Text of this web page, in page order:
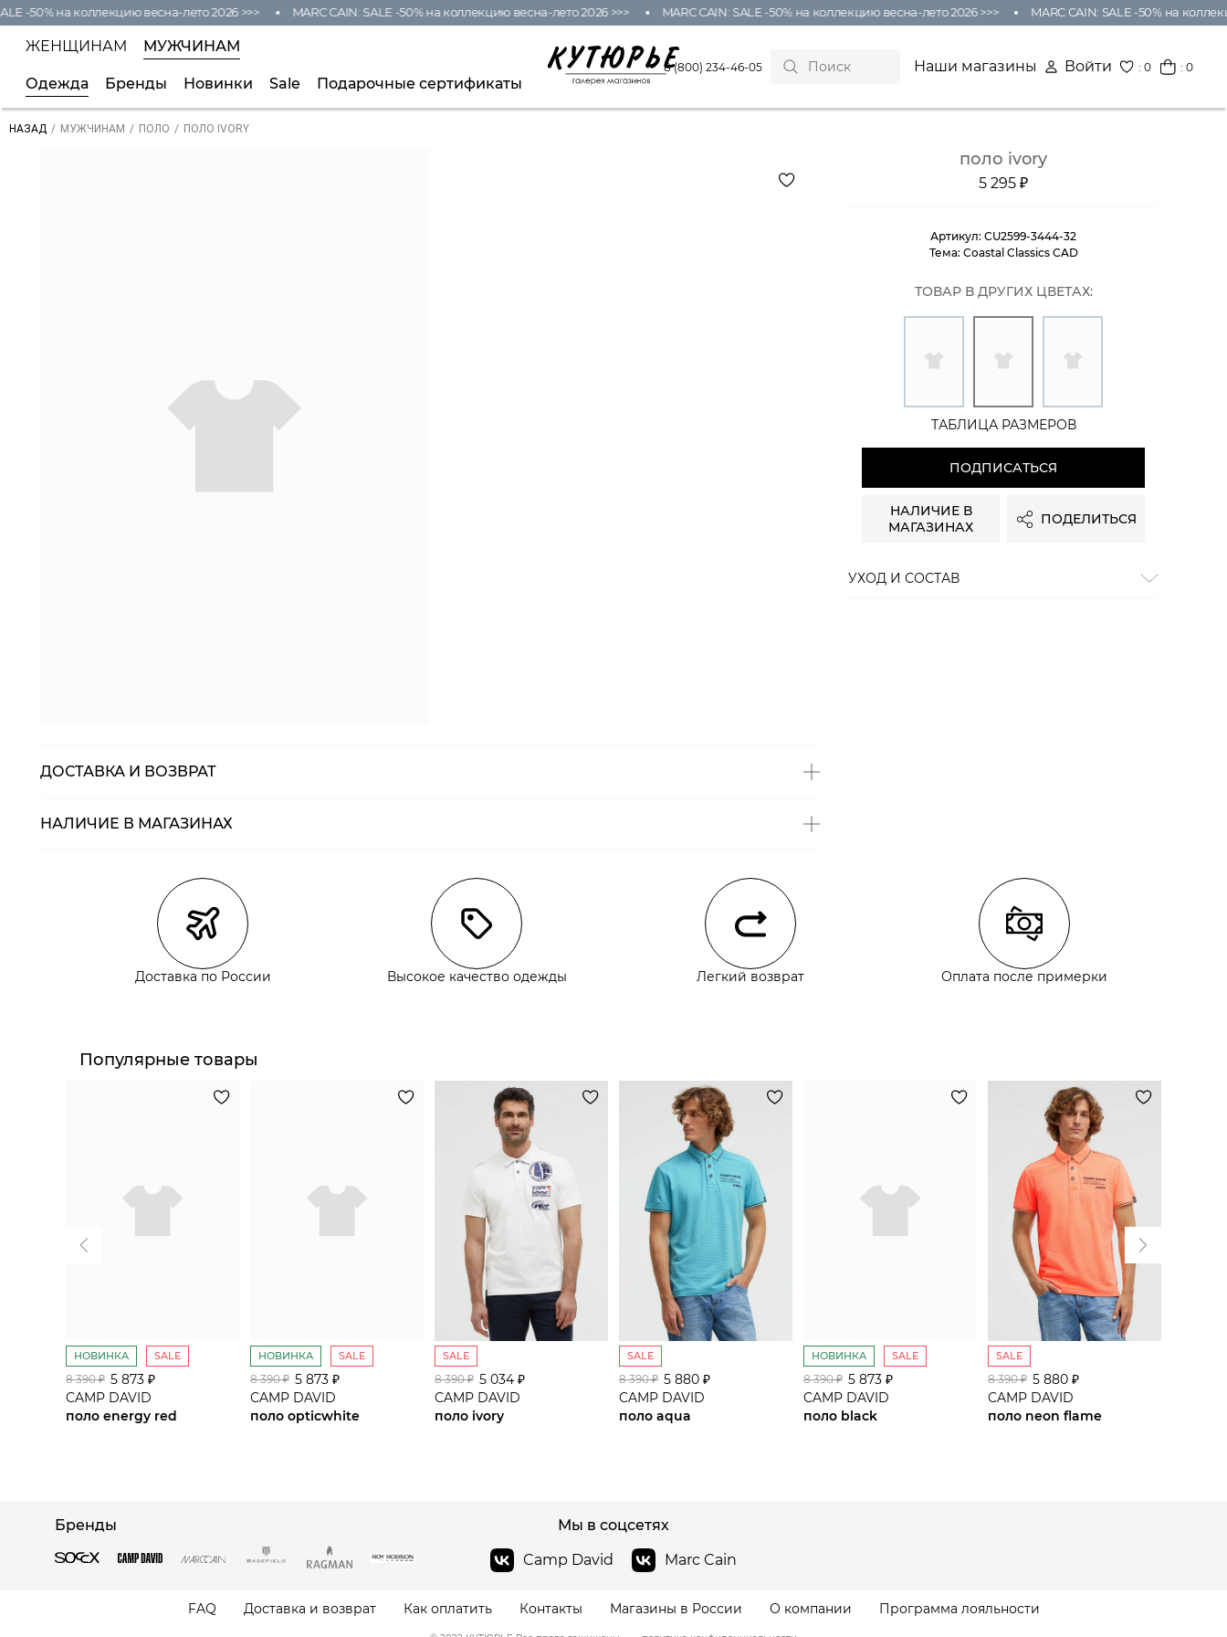
-50% на коллекцию весна-лето 2026 >>> MARC CAIN: SALE -50% на коллекцию весна-лето 2026 >>> MARC CAIN: SALE -50% на коллекцию весна-лето 2026 >>> MARC CAIN: SALE -50% на
ЖЕНЩИНАМ МУЖЧИНАМ
Одежда Бренды Новинки Sale Подарочные сертификаты
8 (800) 234-46-05 Наши магазины Войти :0 : 0
НАЗАД / МУЖЧИНАМ / ПОЛО / ПОЛО IVORY
ДОСТАВКА И ВОЗВРАТ
Курьерская доставка СДЭК
Самовывоз из пункта выдачи СДЭК
Самовывоз из наших магазинов
сайте СДЭК
НАЛИЧИЕ В МАГАЗИНАХ
поло ivory
5 295 ₽
Артикул:CU2599-3444-32
Тема: Coastal Classics CAD
ТОВАР В ДРУГИХ ЦВЕТАХ:
ТАБЛИЦА РАЗМЕРОВ
ПОДПИСАТЬСЯ
НАЛИЧИЕ В
МАГАЗИНАХ
ПОДЕЛИТЬСЯ
УХОД И СОСТАВ
Доставка по России Высокое качество одежды Легкий возврат Оплата после примерки
Популярные товары
НОВИНКА SALE
8 390 ₽ 5 873 ₽
CAMP DAVID
поло energy red
НОВИНКА SALE
8 390 ₽ 5 873 ₽
CAMP DAVID
поло opticwhite
SALE
8 390 ₽ 5 034 ₽
CAMP DAVID
поло ivory
SALE
8 390 ₽ 5 880 ₽
CAMP DAVID
поло aqua
НОВИНКА SALE
8 390 ₽ 5 873 ₽
CAMP DAVID
поло black
SALE
8 390 ₽ 5 880 ₽
CAMP DAVID
поло neon flame
Бренды
Мы в соцсетях
Camp David
Marc Cain
FAQ Доставка и возврат Как оплатить Контакты Магазины в России О компании Программа лояльности